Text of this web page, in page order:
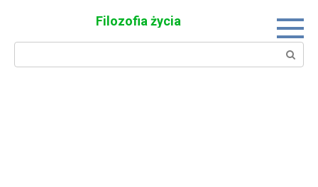
Filozofia życia
Search: